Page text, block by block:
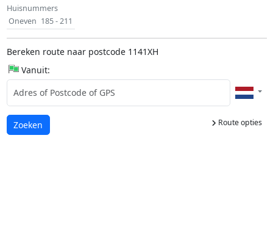
Huisnummers
Oneven 185 - 211
Bereken route naar postcode 1141XH
Vanuit:
Route opties
Laden...
Zoeken